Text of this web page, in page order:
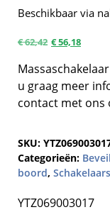
Beschikbaar via
€62,42 €56,18
u graag meer
contact met ons
SKU:
Categorieën:
boord, Schakelaars
YTZ069003017